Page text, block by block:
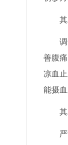
善腹
凉血
能摄